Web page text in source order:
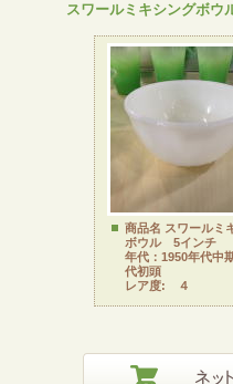
スワールミキシングボウ
商品名 スワールミ
ボウル 5インチ
年代：1950年代中
代初頭
レア度: ４